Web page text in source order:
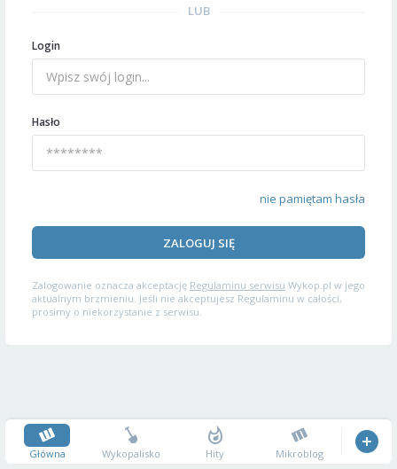
LUB
Login
Hasło
nie pamiętam hasła
ZALOGUJ SIĘ
Zalogowanie oznacza akceptację Regulaminu serwisu Wykop.pl w jego
aktualnym brzmieniu. Jeśli nie akceptujesz Regulaminu w całości,
prosimy o niekorzystanie z serwisu.
Główna Wykopalisko Hity Mikroblog